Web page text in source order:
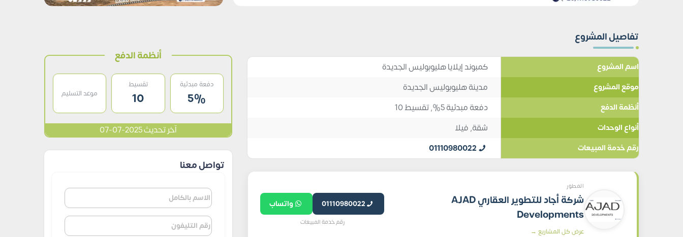
تفاصيل المشروع
اسم المشروع كمبوند إيلايا هليوبوليس الجديدة
موقع المشروع مدينة هليوبوليس الجديدة
أنظمة الدفع دفعة مبدئية 5%, تقسيط 10
أنواع الوحدات شقة,فيلا
رقم خدمة المبيعات 01110980022
المطور
شركة أجاد للتطوير العقاري AJAD
Developments
عرض كل المشاريع →
01110980022 واتساب
رقم خدمة المبيعات
أنظمة الدفع
دفعة مبدئية
5%
تقسيط
10 موعد التسليم
آخر تحديث 2025-07-07
تواصل معنا